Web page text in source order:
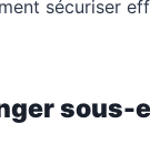
sécuriser